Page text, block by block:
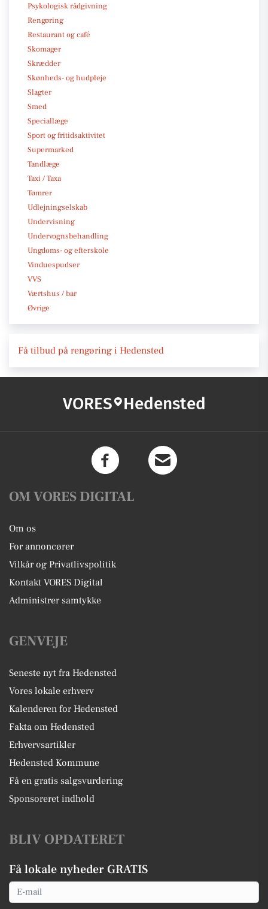
Psykologisk rådgivning
Rengøring
Restaurant og café
Skomager
Skrædder
Skønheds- og hudpleje
Slagter
Smed
Speciallæge
Sport og fritidsaktivitet
Supermarked
Tandlæge
Taxi / Taxa
Tømrer
Udlejningselskab
Undervisning
Undervognsbehandling
Ungdoms- og efterskole
Vinduespudser
VVS
Værtshus / bar
Øvrige
Få tilbud på rengøring i Hedensted
VORES Hedensted
OM VORES DIGITAL
Om os
For annoncører
Vilkår og Privatlivspolitik
Kontakt VORES Digital
Administrer samtykke
GENVEJE
Seneste nyt fra Hedensted
Vores lokale erhverv
Kalenderen for Hedensted
Fakta om Hedensted
Erhvervsartikler
Hedensted Kommune
Få en gratis salgsvurdering
Sponsoreret indhold
BLIV OPDATERET
Få lokale nyheder GRATIS
Email